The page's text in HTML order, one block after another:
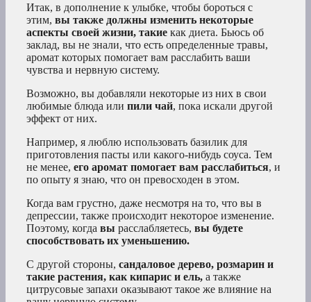
Итак, в дополнение к улыбке, чтобы бороться с
этим, вы также должны изменить некоторые
аспекты своей жизни, такие как диета. Бьюсь об
заклад, вы не знали, что есть определенные травы,
аромат которых помогает вам расслабить ваши
чувства и нервную систему.
Возможно, вы добавляли некоторые из них в свои
любимые блюда или пили чай, пока искали другой
эффект от них.
Например, я люблю использовать базилик для
приготовления пасты или какого-нибудь соуса. Тем
не менее, его аромат помогает вам расслабиться, и
по опыту я знаю, что он превосходен в этом.
Когда вам грустно, даже несмотря на то, что вы в
депрессии, также происходит некоторое изменение.
Поэтому, когда вы расслабляетесь, вы будете
способствовать их уменьшению.
С другой стороны, сандаловое дерево, розмарин и
такие растения, как кипарис и ель, а также
цитрусовые запахи оказывают такое же влияние на